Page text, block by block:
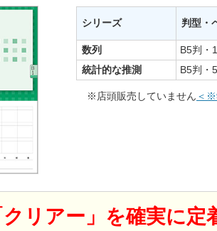
シリーズ 判型・
数列
B5判・
統計的な推測
B5判・
※店頭販売していません ＜※
クリアー」を確実に